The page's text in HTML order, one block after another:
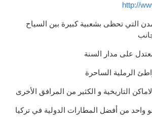
http://
التي تحظى بشعبية كبيرة بين السياح
على مدار السنة
الرملية الساحرة
التاريخية و الكثير من المرافق الأخرى
واحد من أفضل المطارات الدولية في تركيا